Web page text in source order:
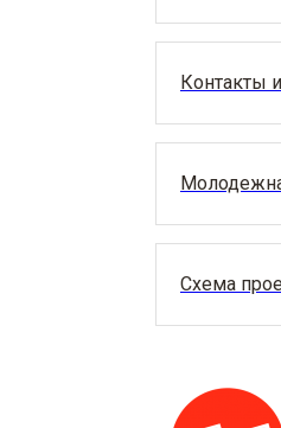
Контакты
Схема